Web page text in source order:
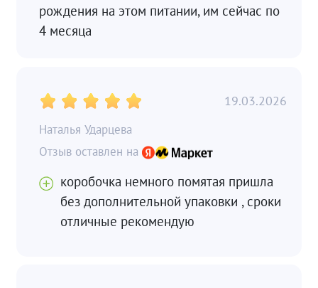
рождения на этом питании, им сейчас по
4 месяца
Наталья Ударцева
19.03.2026
коробочка немного помятая пришла
без дополнительной упаковки , сроки
отличные рекомендую